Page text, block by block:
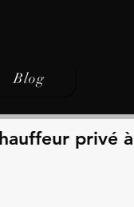
Blog
privé à